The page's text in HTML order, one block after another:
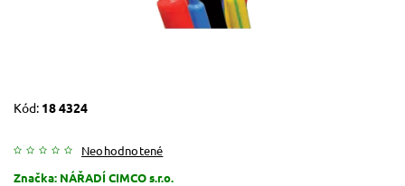
Kód: 18 4324
Neohodnotené
Značka: NÁŘADÍ CIMCO s.r.o.